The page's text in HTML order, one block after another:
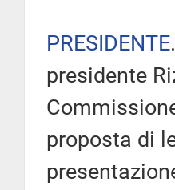
PRESIDENTE
presidente
proposta di